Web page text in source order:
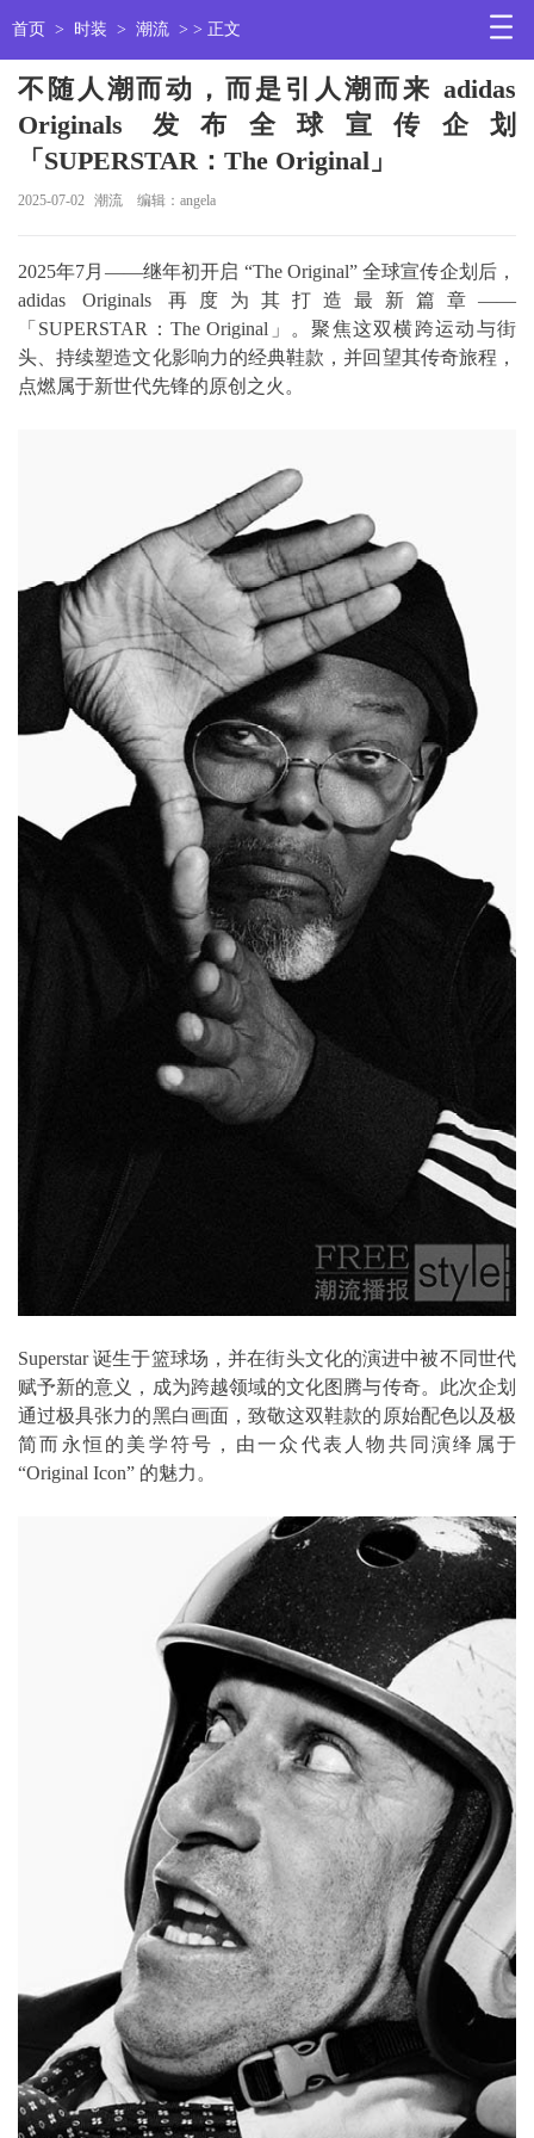
首页 > 时装 > 潮流 > > 正文
不随人潮而动，而是引人潮而来 adidas
Originals 发布全球宣传企划
「SUPERSTAR：The Original」
2025-07-02 潮流 编辑：angela
2025年7月——继年初开启 “The Original” 全球宣传企划后，
adidas Originals 再度为其打造最新篇章——
「SUPERSTAR：The Original」。聚焦这双横跨运动与街
头、持续塑造文化影响力的经典鞋款，并回望其传奇旅程，
点燃属于新世代先锋的原创之火。
Superstar 诞生于篮球场，并在街头文化的演进中被不同世代
赋予新的意义，成为跨越领域的文化图腾与传奇。此次企划
通过极具张力的黑白画面，致敬这双鞋款的原始配色以及极
简而永恒的美学符号，由一众代表人物共同演绎属于
“Original Icon” 的魅力。